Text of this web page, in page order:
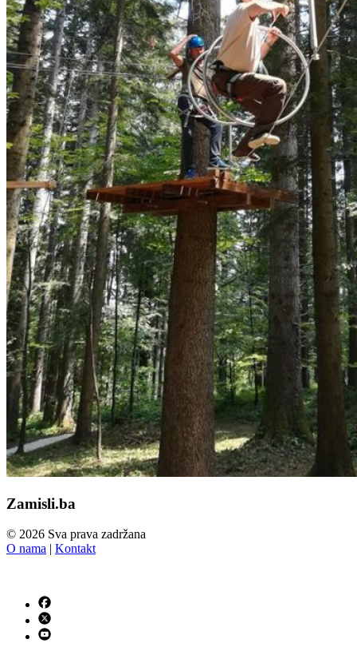
Zamisli.ba
© 2026 Sva prava zadržana
O nama | Kontakt